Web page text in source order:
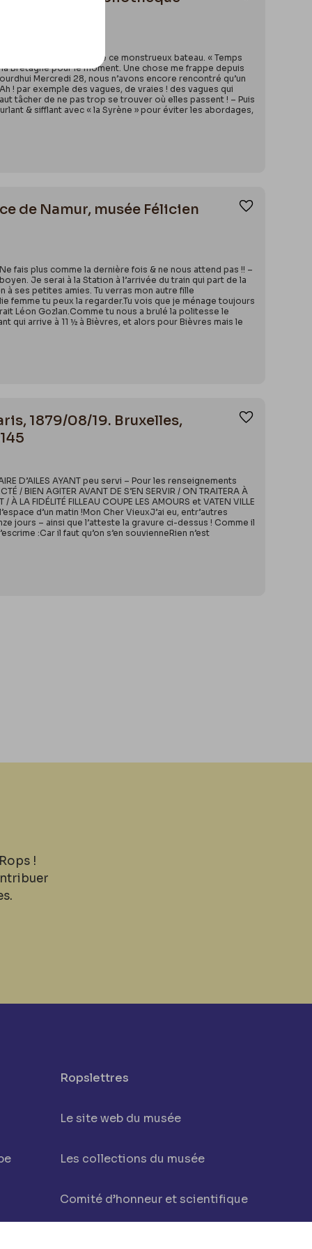
de proue en poupe de ce monstrueux bateau. « Temps
Bretagne pour le moment. Une chose me frappe depuis
Mercredi 28, nous n’avons encore rencontré qu’un
! par exemple des vagues, de vraies ! des vagues qui
tâcher de ne pas trop se trouver où elles passent ! – Puis
& sifflant avec « la Syrène » pour éviter les abordages,
de Namur, musée Félicien
fais plus comme la dernière fois & ne nous attend pas !! –
Je serai à la Station à l’arrivée du train qui part de la
à ses petites amies. Tu verras mon autre fille
femme tu peux la regarder.Tu vois que je ménage toujours
Léon Gozlan.Comme tu nous a brulé la politesse le
qui arrive à 11 ½ à Bièvres, et alors pour Bièvres mais le
Ajouter
1879/08/19. Bruxelles,
D’AILES AYANT peu servi – Pour les renseignements
/ BIEN AGITER AVANT DE S’EN SERVIR / ON TRAITERA À
LA FIDÉLITÉ FILLEAU COUPE LES AMOURS et VATEN VILLE
d’un matin !Mon Cher VieuxJ’ai eu, entr’autres
jours – ainsi que l’atteste la gravure ci-dessus ! Comme il
:Car il faut qu’on s’en souvienneRien n’est
Ajouter
!
Ropslettres
Le site web du musée
Les collections du musée
Comité d’honneur et scientifique